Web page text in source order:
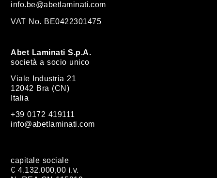
info.be@abetlaminati.com
VAT No. BE0422301475
Abet Laminati S.p.A.
società a socio unico
Viale Industria 21
12042 Bra (CN)
Italia
+39 0172 419111
info@abetlaminati.com
capitale sociale
€ 4.132.000,00 i.v.